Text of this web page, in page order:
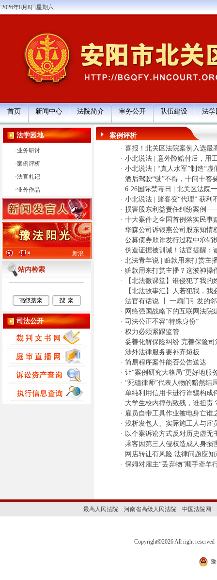
2026年8月8日星期六
首页 新闻中心 法院简介 审务公开 队伍建设 法学
法学园地
·业务研讨
·案例评析
·法官札记
·业外作品
新浪
站内检索
司法公开
案例评析
· 喜报！北关区法院案例入选最
· 小北说法 | 意外险赔付后，用
· 小北说法 | “真人水军”制造“
· 酒后驾驶“驶”不得，十问十答
· 6·26国际禁毒日 | 北关区法院
· 小北说法 | 赌客变“代理” 获利
· 损害股东利益责任纠纷案例
· 十大案件之全国首例落实民事
· 华森公司诉银燕公司股东知
· 公募债券欺诈发行过程中承销
· 伪造证据被训诫！法官提醒：
· 北法青年说 | 赃款用来打赏主
· 赃款用来打赏主播？这波神操
·
【北法微课堂】谁侵犯了我的
·
【北法故事汇】人若犯我，
· 法官有话说 ┃ 一扇门引发的
· 网络强国战略下的互联网法院
· 司法公正不容“特殊身份”
· 权力必须紧跟监管
· 妥善化解保险纠纷 完善保险司
· 涉外法律服务要补齐短板
· 简易程序案件能否公告送达
· 让“案例研究大格局”更好地服
· “死磕律师”代表人物的黯然结
· 单纯利用信用卡进行诈骗构成
· 大学生校内摔伤致残，谁担责
· 雇员自带工具作业被电身亡谁
· 浅析发包人、实际施工人与雇
· 以个案诉讼方式反对历史虚无
· 乘客因第三人侵权造成人身损
· 网店转让有风险 法律问题应知
· 保姆对雇主“丢弃物”顺手牵羊
最高人民法院 河南省高级人民法院 中国法院网
Copyright©2026 All right